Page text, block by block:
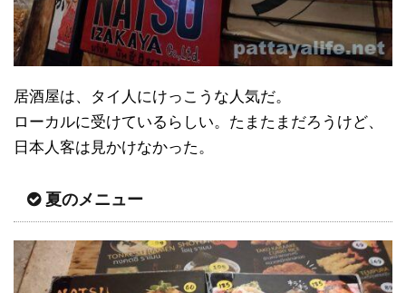
居酒屋は、タイ人にけっこうな人気だ。
ローカルに受けているらしい。たまたまだろうけど、
日本人客は見かけなかった。
夏のメニュー